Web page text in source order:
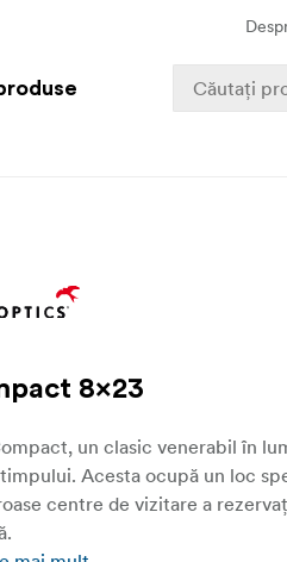
8x23
un clasic venerabil în
Acesta ocupă un loc
centre de vizitare a